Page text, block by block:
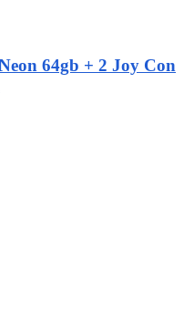
64gb + 2 Joy Con